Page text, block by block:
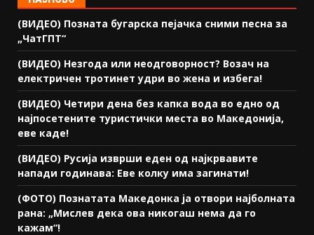
(ВИДЕО) Позната бугарска пејачка сними песна за
„ЧатГПТ“
(ВИДЕО) Незгода или неодговорност? Возач на
електричен тротинет удри во жена и избега!
(ВИДЕО) Четири дена без капка вода во едно од
најпосетените туристички места во Македонија,
еве каде!
(ВИДЕО) Русија изврши еден од најкрвавите
напади годинава: Еве колку има загинати!
(ФОТО) Познатата Македонка ја отвори најболната
рана: „Мислев дека ова никогаш нема да го
кажам“!